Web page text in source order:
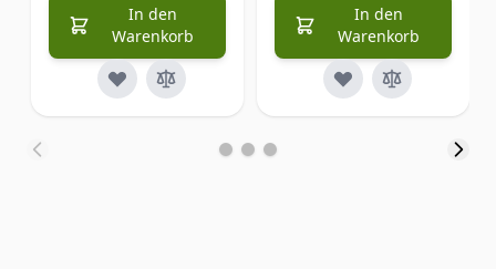
In den
Warenkorb
In den
Warenkorb